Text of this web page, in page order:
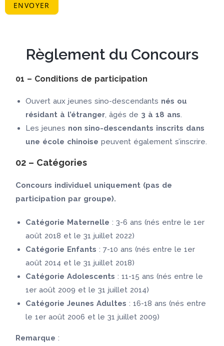
ENVOYER
Règlement du Concours
01 – Conditions de participation
Ouvert aux jeunes sino-descendants nés ou
résidant à l’étranger, âgés de 3 à 18 ans.
Les jeunes non sino-descendants inscrits dans
une école chinoise peuvent également s’inscrire.
02 – Catégories
Concours individuel uniquement (pas de
participation par groupe).
Catégorie Maternelle : 3-6 ans (nés entre le 1er
août 2018 et le 31 juillet 2022)
Catégorie Enfants : 7-10 ans (nés entre le 1er
août 2014 et le 31 juillet 2018)
Catégorie Adolescents : 11-15 ans (nés entre le
1er août 2009 et le 31 juillet 2014)
Catégorie Jeunes Adultes : 16-18 ans (nés entre
le 1er août 2006 et le 31 juillet 2009)
Remarque :